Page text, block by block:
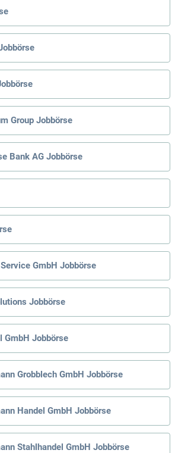
Group Jobbörse
Bank AG Jobbörse
GmbH Jobbörse
Jobbörse
GmbH Jobbörse
Grobblech GmbH Jobbörse
Handel GmbH Jobbörse
Stahlhandel GmbH Jobbörse